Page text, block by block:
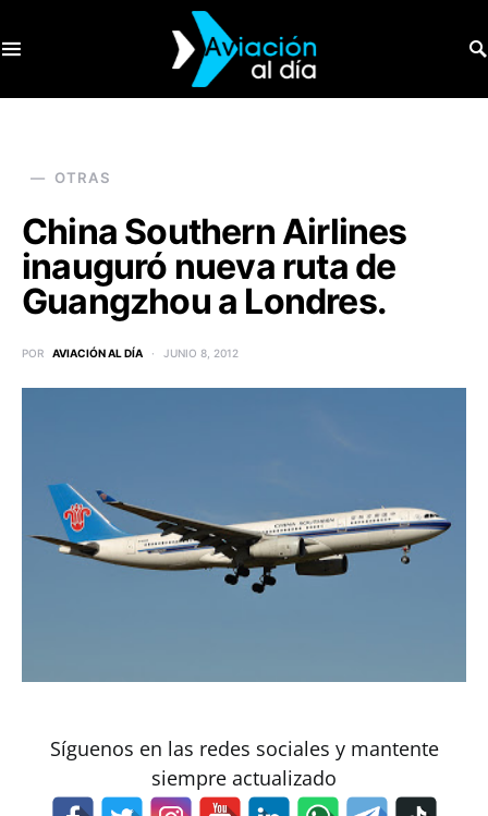
OTRAS
China Southern Airlines
inauguró nueva ruta de
Guangzhou a Londres.
POR AVIACIÓN AL DÍA JUNIO 8, 2012
Síguenos en las redes sociales y mantente
siempre actualizado